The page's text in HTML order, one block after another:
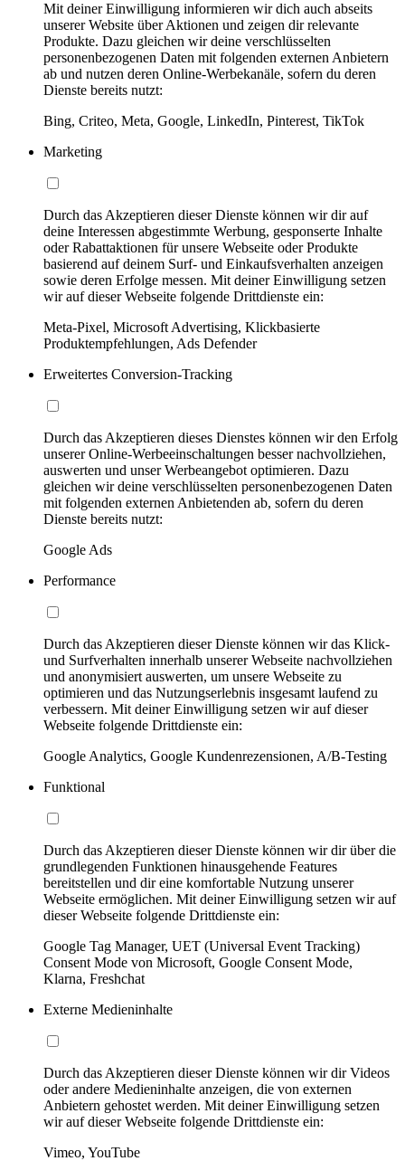
Mit deiner Einwilligung informieren wir dich auch abseits
unserer Website über Aktionen und zeigen dir relevante
Produkte. Dazu gleichen wir deine verschlüsselten
personenbezogenen Daten mit folgenden externen Anbietern
ab und nutzen deren Online-Werbekanäle, sofern du deren
Dienste bereits nutzt:
Bing, Criteo, Meta, Google, LinkedIn, Pinterest, TikTok
Marketing
Durch das Akzeptieren dieser Dienste können wir dir auf
deine Interessen abgestimmte Werbung, gesponserte Inhalte
oder Rabattaktionen für unsere Webseite oder Produkte
basierend auf deinem Surf- und Einkaufsverhalten anzeigen
sowie deren Erfolge messen. Mit deiner Einwilligung setzen
wir auf dieser Webseite folgende Drittdienste ein:
Meta-Pixel, Microsoft Advertising, Klickbasierte
Produktempfehlungen, Ads Defender
Erweitertes Conversion-Tracking
Durch das Akzeptieren dieses Dienstes können wir den Erfolg
unserer Online-Werbeeinschaltungen besser nachvollziehen,
auswerten und unser Werbeangebot optimieren. Dazu
gleichen wir deine verschlüsselten personenbezogenen Daten
mit folgenden externen Anbietenden ab, sofern du deren
Dienste bereits nutzt:
Google Ads
Performance
Durch das Akzeptieren dieser Dienste können wir das Klick-
und Surfverhalten innerhalb unserer Webseite nachvollziehen
und anonymisiert auswerten, um unsere Webseite zu
optimieren und das Nutzungserlebnis insgesamt laufend zu
verbessern. Mit deiner Einwilligung setzen wir auf dieser
Webseite folgende Drittdienste ein:
Google Analytics, Google Kundenrezensionen, A/B-Testing
Funktional
Durch das Akzeptieren dieser Dienste können wir dir über die
grundlegenden Funktionen hinausgehende Features
bereitstellen und dir eine komfortable Nutzung unserer
Webseite ermöglichen. Mit deiner Einwilligung setzen wir auf
dieser Webseite folgende Drittdienste ein:
Google Tag Manager, UET (Universal Event Tracking)
Consent Mode von Microsoft, Google Consent Mode,
Klarna, Freshchat
Externe Medieninhalte
Durch das Akzeptieren dieser Dienste können wir dir Videos
oder andere Medieninhalte anzeigen, die von externen
Anbietern gehostet werden. Mit deiner Einwilligung setzen
wir auf dieser Webseite folgende Drittdienste ein:
Vimeo, YouTube